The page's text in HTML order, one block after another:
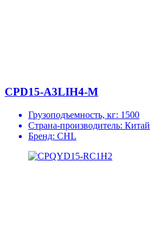
CPD15-A3LIH4-M
Грузоподъемность, кг: 1500
Страна-производитель: Китай
Бренд: CHL